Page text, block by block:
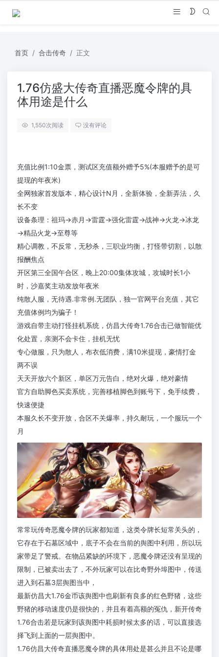
首页 合击传奇 正文
1.76仿盛大传奇直播恶魔令牌的具
体用途是什么
1,550次阅读 没有评论
充值比例1:10金票，测试区充值额外赠予5%(本服赠予的是可
提现的年夜米)
全网独家首发版本，精心设计N月，全新体验，全新弄法，久
长不变
设备条理：祖玛→赤月→雷霆→强化雷霆→战神→火龙→冰龙
→精品火龙→至尊等
精心调教，不反常，无秒杀，三职业均衡，打怪带切割，以散
报酬焦点
开区第三全国午合区，晚上20:00集体攻城，攻城时长1小
时，沙嘉奖主动发放年夜米
纯散人服，无待遇.非常例.无团队，独一官网平台充值，其它
充值体例均为骗子！
游戏自带主动打怪挂机系统，仿昌大传奇1.76合击已做智能优
化处置，亲测不会卡住，挂机无忧
专心做服，只为散人，布衣低消费，满10米提现，豪情打金
两不误
天天开放六个新区，单区万元告白，绝对火爆，绝对豪情
官方自助脚色买卖系统，完善移植脚色到账号下，免手续费，
快速便捷
本服久长不变开放，合区不关爆率，持久耐玩，一个服玩一个
月
常常玩传奇恶魔令牌的玩家都知道，这类令牌长短常关头的，
它存在于石墓区域中，底子不会在当前的舆图中利用，所以玩
家带足了警戒。在物品紧缺的环境下，恶魔令牌还没有呈现的
限制，已被卖出去了，不外玩家可以在比奇野外埠图中，传送
进入到石墓3层舆图当中，
最新仿昌大1.76金币该舆图中也刷新有良多的红色野猪，这些
野猪的移动速度仍是很快的，并且有着高额的冤仇，新开传奇
1.76合击若是玩家到该舆图中耗损时候太多的话，可以直接选
择飞到上面的一层舆图中。
1.76仿昌大传奇直播恶魔令牌的具体用处是甚么并且不论是哪